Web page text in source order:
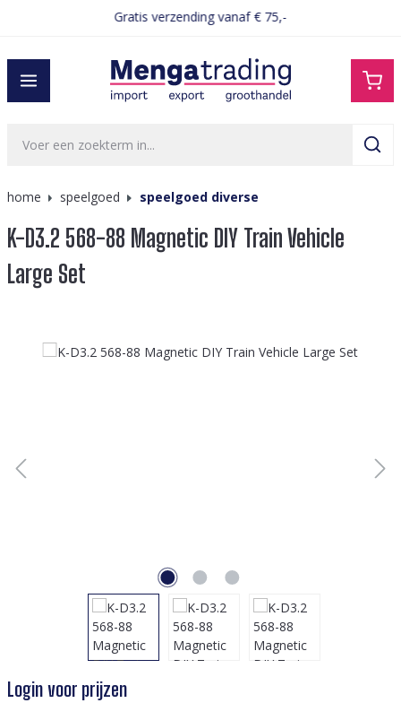
Gratis verzending vanaf € 75,-
home speelgoed speelgoed diverse
K-D3.2 568-88 Magnetic DIY Train Vehicle
Large Set
Afbeeldingengalerij overslaan
Login voor prijzen